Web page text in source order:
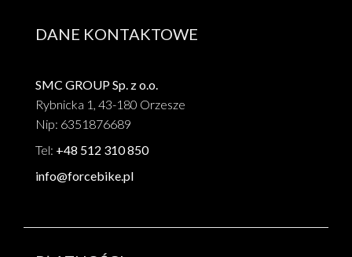
DANE KONTAKTOWE
SMC GROUP Sp. z o.o.
Rybnicka 1, 43-180 Orzesze
Nip: 6351876689
Tel: +48 512 310 850
info@forcebike.pl